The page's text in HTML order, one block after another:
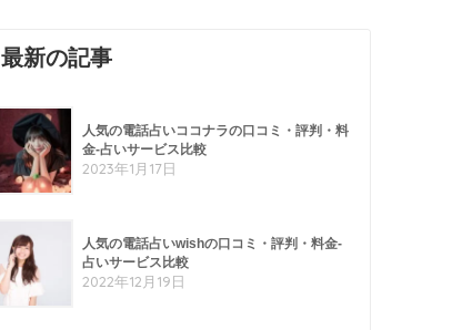
最新の記事
人気の電話占いココナラの口コミ・評判・料
金-占いサービス比較
2023年1月17日
人気の電話占いwishの口コミ・評判・料金-
占いサービス比較
2022年12月19日